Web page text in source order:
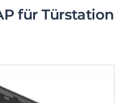
für Türstation